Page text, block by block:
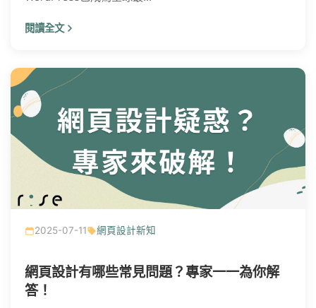
閱讀全文
2025-07-11 網頁設計新知
網頁設計有哪些常見問題？專家一一為你解
答！